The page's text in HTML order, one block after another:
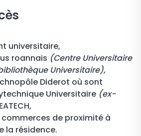
universitaire,
roannais (Centre Universitaire
bibliothèque Universitaire),
Diderot où sont
Universitaire (ex-
commerces de proximité à
la résidence.